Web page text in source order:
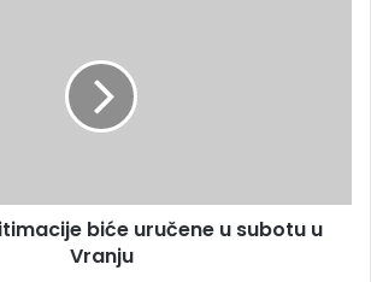
biće uručene u subotu u
Vranju